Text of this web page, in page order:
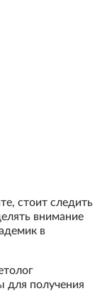
стоит следить
внимание
в
для получения